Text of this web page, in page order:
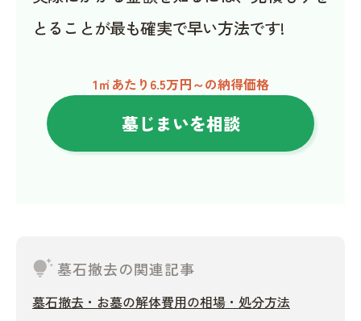
とることが最も確実で早い方法です!
1㎡あたり6.5万円～の納得価格
墓じまいを相談
tips_and_updates墓石撤去の関連記事
墓石撤去・お墓の解体費用の相場・処分方法